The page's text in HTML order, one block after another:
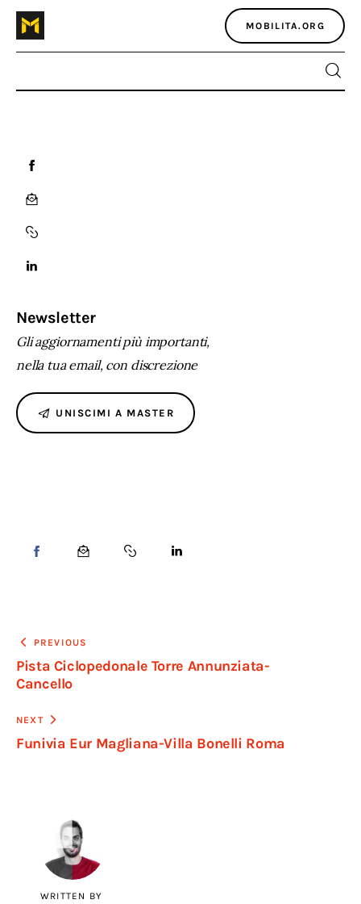
MOBILITA.ORG
Atlante dei masters
Argomenti
Agenzia e media
Contatti
Newsletter
Gli aggiornamenti più importanti,
nella tua email, con discrezione
UNISCIMI A MASTER
PREVIOUS
Pista Ciclopedonale Torre Annunziata-
Cancello
NEXT
Funivia Eur Magliana-Villa Bonelli Roma
WRITTEN BY